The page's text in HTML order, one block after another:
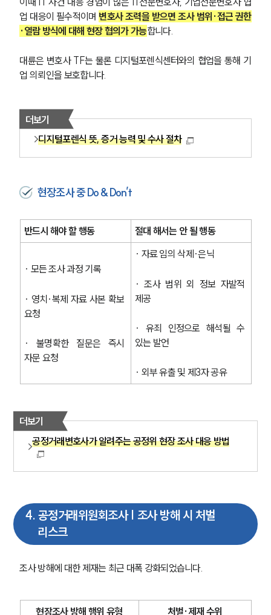
사례분석/최신동향
법률정보
법률지식인
공지사항
법률 블로그
법률서식
뉴스레터/브로슈어
대륜법률상담예약
업 대응이 필수적이며 변호사 조력을 받으면 조사 범위·접근 권한
·열람 방식에 대해 현장 협의가 가능합니다.
대륜은 변호사 TF는 물론 디지털포렌식센터와의 협업을 통해 기
업 의뢰인을 보호합니다.
더보기
디지털포렌식 뜻, 증거 능력 및 수사 절차
현장조사 중 Do & Don’t
반드시 해야 할 행동 절대 해서는 안 될 행동
· 모든 조사 과정 기록
· 영치·복제 자료 사본 확보
요청
· 불명확한 질문은 즉시
자문 요청
· 자료 임의 삭제·은닉
· 조사 범위 외 정보 자발적
제공
· 유죄 인정으로 해석될 수
있는 발언
· 외부 유출 및 제3자 공유
더보기
공정거래변호사가 알려주는 공정위 현장 조사 대응 방법
4. 공정거래위원회조사 | 조사 방해 시 처벌
리스크
조사 방해에 대한 제재는 최근 대폭 강화되었습니다.
현장조사 방해 행위 유형
처벌·제재 수위